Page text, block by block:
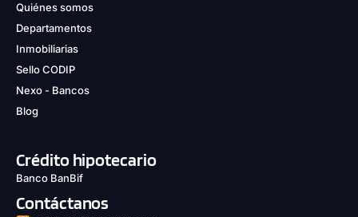
Quiénes somos
Departamentos
Inmobiliarias
Sello CODIP
Nexo - Bancos
Blog
Crédito hipotecario
Banco BanBif
Contáctanos